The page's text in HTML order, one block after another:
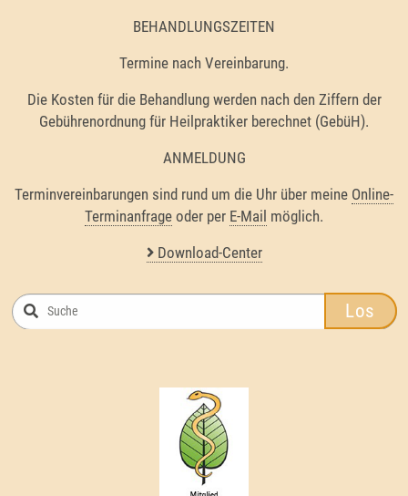
BEHANDLUNGSZEITEN
Termine nach Vereinbarung.
Die Kosten für die Behandlung werden nach den Ziffern der
Gebührenordnung für Heilpraktiker berechnet (GebüH).
ANMELDUNG
Terminvereinbarungen sind rund um die Uhr über meine Online-
Terminanfrage oder per E-Mail möglich.
Download-Center
Los